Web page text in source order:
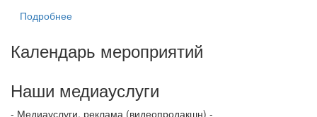
Подробнее
Календарь мероприятий
Наши медиауслуги
- Медиауслуги, реклама (видеопродакшн) -